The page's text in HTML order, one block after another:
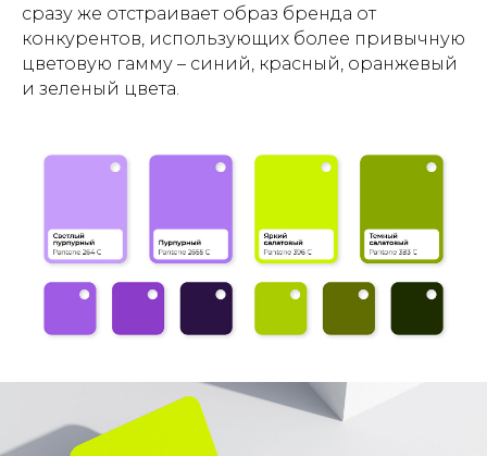
сразу же отстраивает образ бренда от
конкурентов, использующих более привычную
цветовую гамму – синий, красный, оранжевый
и зеленый цвета.